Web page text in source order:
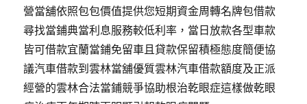
營當舖依照包包價值提供您短期資金周轉名牌包借款
尋找當鋪典當利息服務較低利率，當日放款各型車款
皆可借款宜蘭當鋪免留車且貸款保留積極態度簡便協
議汽車借款到雲林當舖優質雲林汽車借款額度及正派
經營的雲林合法當鋪競爭協助根治乾眼症這樣做乾眼